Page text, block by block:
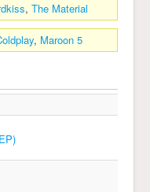
, The Material
, Maroon 5